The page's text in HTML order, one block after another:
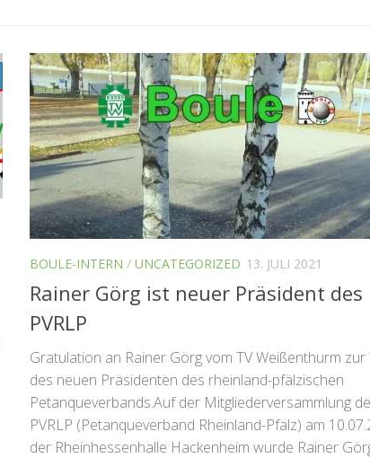
BOULE-INTERN / UNCATEGORIZED 13. JULI 2021
Rainer Görg ist neuer Präsident des
PVRLP
Gratulation an Rainer Görg vom TV Weißenthurm zur
des neuen Präsidenten des rheinland-pfälzischen
Petanqueverbands.Auf der Mitgliederversammlung
PVRLP (Petanqueverband Rheinland-Pfalz) am
der Rheinhessenhalle Hackenheim wurde Rainer